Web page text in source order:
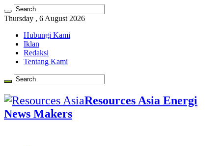
Thursday , 6 August 2026
Hubungi Kami
Iklan
Redaksi
Tentang Kami
Resources Asia Energi
News Makers